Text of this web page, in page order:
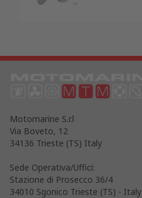
Motomarine S.r.l
Via Boveto, 12
34136 Trieste (TS) Italy
Sede Operativa/Uffici:
Stazione di Prosecco 36/4
34010 Sgonico Trieste (TS) - Italy